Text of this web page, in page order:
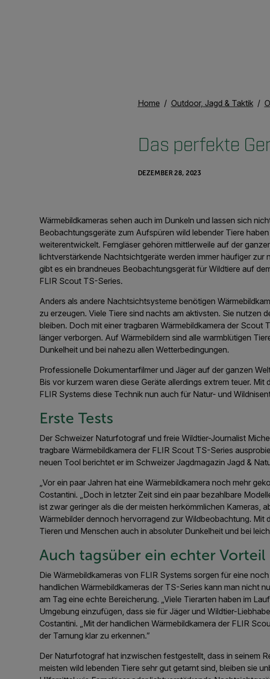
Home Outdoor, Jagd & Taktik
Das perfekte
DEZEMBER 28, 2023
Wärmebildkameras sehen auch im Dunkeln und lassen sich
Beobachtungsgeräte zum Aufspüren wild lebender Tiere
weiterentwickelt. Ferngläser gehören mittlerweile auf der
lichtverstärkende Nachtsichtgeräte werden immer häufiger
gibt es ein brandneues Beobachtungsgerät für Wildtiere auf
FLIR Scout TS-Series.
Anders als andere Nachtsichtsysteme benötigen
zu erzeugen. Viele Tiere sind nachts am aktivsten. Sie nutzen
bleiben. Doch mit einer tragbaren Wärmebildkamera der Scout
länger verborgen. Auf Wärmebildern sind alle warmblütigen
Dunkelheit und bei nahezu allen Wetterbedingungen.
Professionelle Dokumentarfilmer und Jäger auf der ganzen
Bis vor kurzem waren diese Geräte allerdings extrem teuer.
FLIR Systems diese Technik nun auch für Natur- und
Erste Tests
Der Schweizer Naturfotograf und freie Wildtier-Journalist
tragbare Wärmebildkamera der FLIR Scout TS-Series
neuen Tool berichtet er im Schweizer Jagdmagazin Jagd &
„Vor ein paar Jahren hat eine Wärmebildkamera noch mehr
Costantini. „Doch in letzter Zeit sind ein paar bezahlbare
ist zwar geringer als die der meisten herkömmlichen Kameras,
Wärmebilder dennoch hervorragend zur Wildbeobachtung. Mit
Tieren und Menschen auch in absoluter Dunkelheit und bei
Auch tagsüber ein echter Vorteil
Die Wärmebildkameras von FLIR Systems sorgen für eine
handlichen Wärmebildkameras der TS-Series kann man nicht
am Tag eine echte Bereicherung. „Viele Tierarten haben im
Umgebung einzufügen, dass sie für Jäger und Wildtier-
Costantini. „Mit der handlichen Wärmebildkamera der FLIR
der Tarnung klar zu erkennen.”
Der Naturfotograf hat inzwischen festgestellt, dass in seinem
meisten wild lebenden Tiere sehr gut getarnt sind, bleiben sie